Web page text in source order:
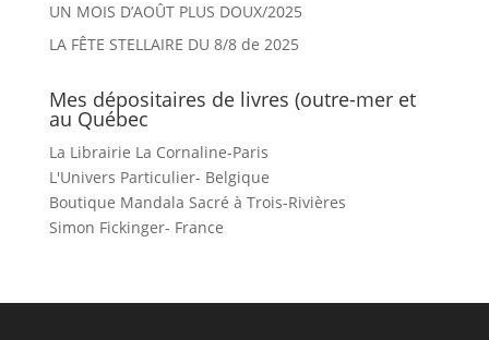
UN MOIS D’AOÛT PLUS DOUX/2025
LA FÊTE STELLAIRE DU 8/8 de 2025
Mes dépositaires de livres (outre-mer et
au Québec
La Librairie La Cornaline-Paris
L'Univers Particulier- Belgique
Boutique Mandala Sacré à Trois-Rivières
Simon Fickinger- France